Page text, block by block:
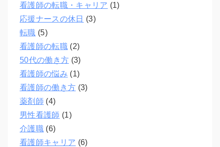
看護師の転職・キャリア (1)
応援ナースの休日 (3)
転職 (5)
看護師の転職(2)
50代の働き方 (3)
看護師の悩み (1)
看護師の働き方 (3)
薬剤師 (4)
男性看護師 (1)
介護職(6)
看護師キャリア (6)